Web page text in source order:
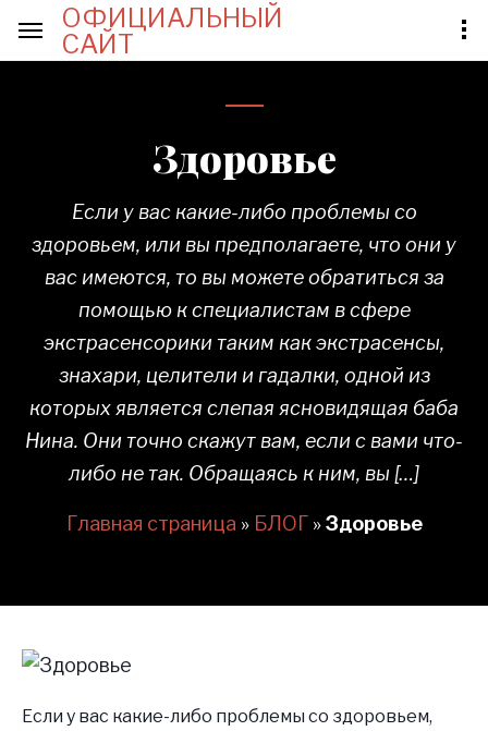
ОФИЦИАЛЬНЫЙ
САЙТ
Здоровье
Если у вас какие-либо проблемы со
здоровьем, или вы предполагаете, что они у
вас имеются, то вы можете обратиться за
помощью к специалистам в сфере
экстрасенсорики таким как экстрасенсы,
знахари, целители и гадалки, одной из
которых является слепая ясновидящая баба
Нина. Они точно скажут вам, если с вами что-
либо не так. Обращаясь к ним, вы […]
Главная страница » БЛОГ»Здоровье
Если у вас какие-либо проблемы со здоровьем,